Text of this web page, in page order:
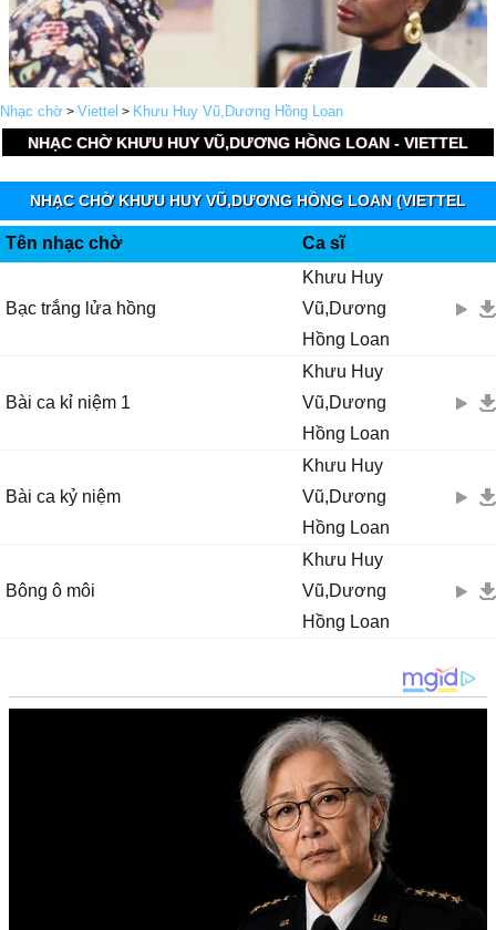
Nhạc chờ > Viettel > Khưu Huy Vũ,Dương Hồng Loan
NHẠC CHỜ KHƯU HUY VŨ,DƯƠNG HỒNG LOAN - VIETTEL
NHẠC CHỜ KHƯU HUY VŨ,DƯƠNG HỒNG LOAN (VIETTEL
Tên nhạc chờ Ca sĩ
Bạc trắng lửa hồng
Khưu Huy
Vũ,Dương
Hồng Loan
Bài ca kỉ niệm 1
Khưu Huy
Vũ,Dương
Hồng Loan
Bài ca kỷ niệm
Khưu Huy
Vũ,Dương
Hồng Loan
Bông ô môi
Khưu Huy
Vũ,Dương
Hồng Loan